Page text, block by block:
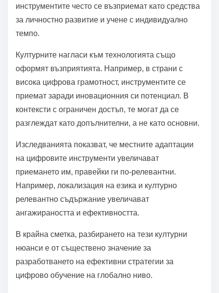
инструментите често се възприемат като средства
за личностно развитие и учене с индивидуално
темпо.
Културните нагласи към технологията също
оформят възприятията. Например, в страни с
висока цифрова грамотност, инструментите се
приемат заради иновационния си потенциал. В
контексти с ограничен достъп, те могат да се
разглеждат като допълнителни, а не като основни.
Изследванията показват, че местните адаптации
на цифровите инструменти увеличават
приемането им, правейки ги по-релевантни.
Например, локализация на езика и културно
релевантно съдържание увеличават
ангажираността и ефективността.
В крайна сметка, разбирането на тези културни
нюанси е от съществено значение за
разработването на ефективни стратегии за
цифрово обучение на глобално ниво.